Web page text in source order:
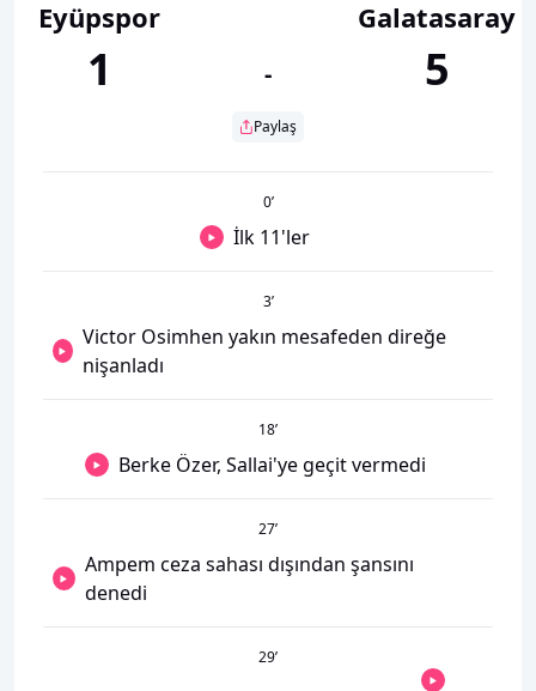
Eyüpspor
1 -
Paylaş
Galatasaray
5
0’
İlk 11'ler
3’
Victor Osimhen yakın mesafeden direğe
nişanladı
18’
Berke Özer, Sallai'ye geçit vermedi
27’
Ampem ceza sahası dışından şansını
denedi
29’